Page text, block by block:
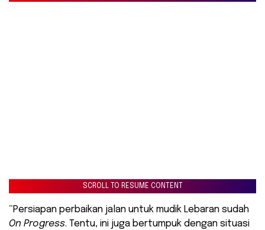
SCROLL TO RESUME CONTENT
“Persiapan perbaikan jalan untuk mudik Lebaran sudah
On Progress. Tentu, ini juga bertumpuk dengan situasi